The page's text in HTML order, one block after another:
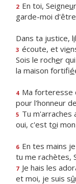
2 En toi, Seigneu
garde-moi
Dans ta justice, li
3 écoute, et vie
Sois le rocher
la maison fortifié
4 Ma forteresse
pour l'honneur
5 Tu m'arraches
oui, c'est toi
6 En tes mains
tu me rachètes,
7 Je hais les
et moi, je suis sû